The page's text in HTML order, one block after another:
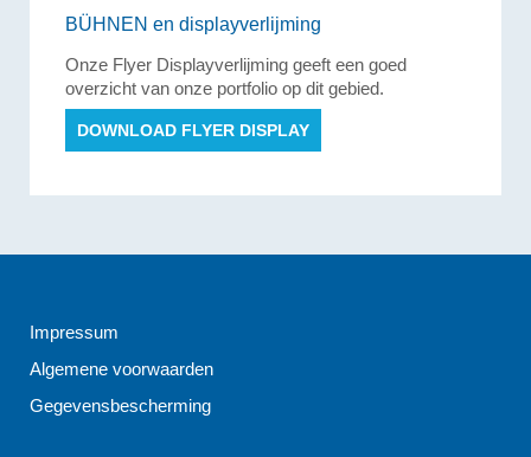
BÜHNEN en displayverlijming
Onze Flyer Displayverlijming geeft een goed
overzicht van onze portfolio op dit gebied.
DOWNLOAD FLYER DISPLAY
Impressum
Algemene voorwaarden
Gegevensbescherming